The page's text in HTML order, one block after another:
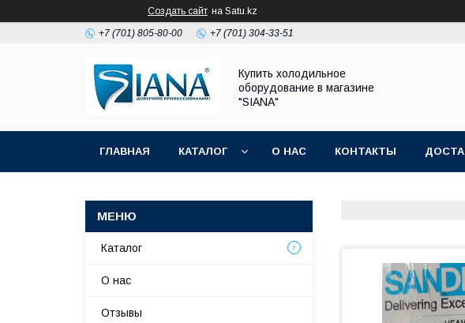
Создать сайт на Satu.kz
+7 (701) 805-80-00 +7 (701) 304-33-51
Купить холодильное
оборудование в магазине
"SIANA"
ГЛАВНАЯ КАТАЛОГ О НАС КОНТАКТЫ
Каталог
О нас
Отзывы